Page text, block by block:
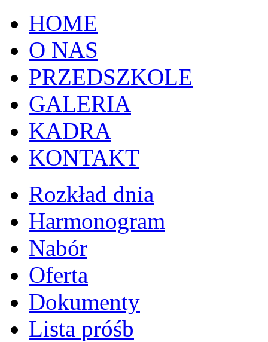
HOME
O NAS
PRZEDSZKOLE
GALERIA
KADRA
KONTAKT
Rozkład dnia
Harmonogram
Nabór
Oferta
Dokumenty
Lista próśb